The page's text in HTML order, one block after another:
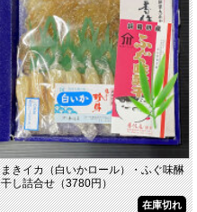
まきイカ（白いかロール）・ふぐ味醂
干し詰合せ（3780円）
在庫切れ